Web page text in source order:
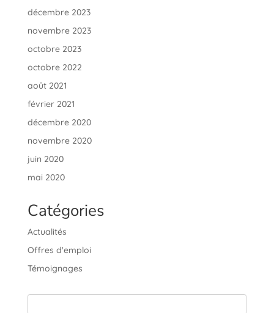
décembre 2023
novembre 2023
octobre 2023
octobre 2022
août 2021
février 2021
décembre 2020
novembre 2020
juin 2020
mai 2020
Catégories
Actualités
Offres d'emploi
Témoignages